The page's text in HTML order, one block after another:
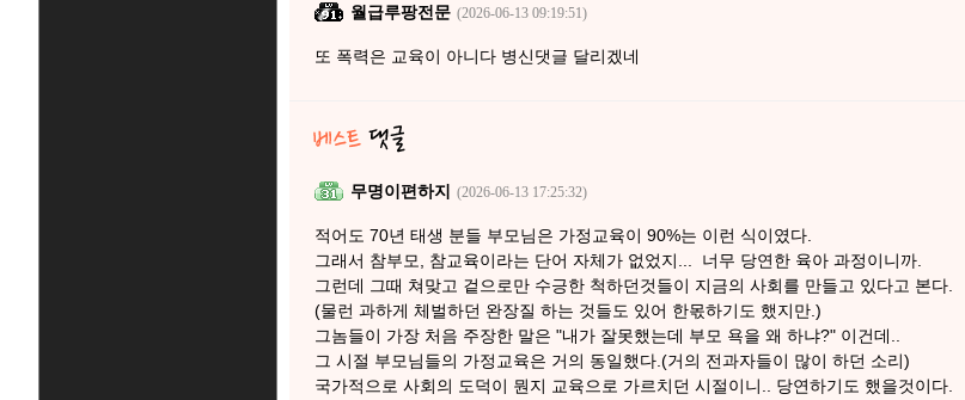
월급루팡전문 (2026-06-13 09:19:51)
또 폭력은 교육이 아니다 병신댓글 달리겠네
무명이편하지 (2026-06-13 17:25:32)
적어도 70년 태생 분들 부모님은 가정교육이 90%는 이런 식이였다.
그래서 참부모, 참교육이라는 단어 자체가 없었지... 너무 당연한 육아 과정이니까.
그런데 그때 쳐맞고 겉으로만 수긍한 척하던것들이 지금의 사회를 만들고 있다고 본다.
(물런 과하게 체벌하던 완장질 하는 것들도 있어 한몫하기도 했지만.)
그놈들이 가장 처음 주장한 말은 "내가 잘못했는데 부모 욕을 왜 하냐?" 이건데..
그 시절 부모님들의 가정교육은 거의 동일했다.(거의 전과자들이 많이 하던 소리)
국가적으로 사회의 도덕이 뭔지 교육으로 가르치던 시절이니.. 당연하기도 했을것이다.